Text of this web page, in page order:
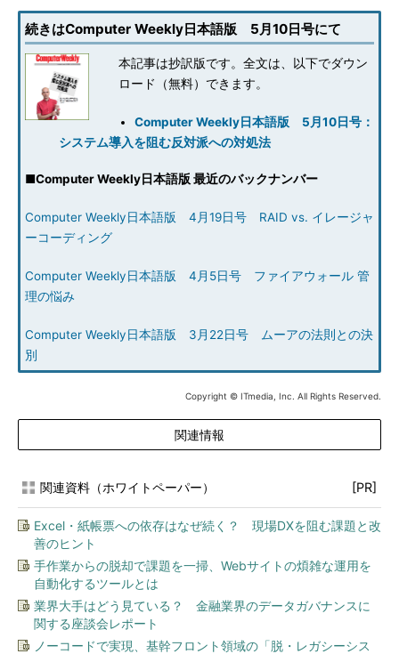
続きはComputer Weekly日本語版 5月10日号にて
本記事は抄訳版です。全文は、以下でダウン
ロード（無料）できます。
Computer Weekly日本語版 5月10日号：
システム導入を阻む反対派への対処法
■Computer Weekly日本語版 最近のバックナンバー
Computer Weekly日本語版 4月19日号 RAID vs. イレージャ
ーコーディング
Computer Weekly日本語版 4月5日号 ファイアウォール 管
理の悩み
Computer Weekly日本語版 3月22日号 ムーアの法則との決
別
Copyright © ITmedia, Inc. All Rights Reserved.
関連情報
関連資料（ホワイトペーパー） [PR]
Excel・紙帳票への依存はなぜ続く？ 現場DXを阻む課題と改
善のヒント
手作業からの脱却で課題を一掃、Webサイトの煩雑な運用を
自動化するツールとは
業界大手はどう見ている？ 金融業界のデータガバナンスに
関する座談会レポート
ノーコードで実現、基幹フロント領域の「脱・レガシーシス